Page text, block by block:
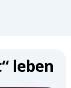
leben